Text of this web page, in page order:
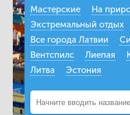
Мастерские
На
Экстремальный отдых
Все города Латвии
Вентспилс
Лиепая
Литва
Эстония